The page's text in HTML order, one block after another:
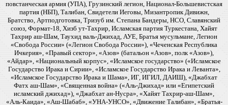
повстанческая армия (УПА), Грузинский легион, Национал-Большевистская
партия (НБП), Талибан, Свидетели Иеговы, Мизантропик Дивижн,
Братство, Артподготовка, Тризуб им. Степана Бандеры, НСО, Славянский
союз, Формат-18, Хизб ут-Тахрир, Исламская партия Туркестана, Хайят
Тахрир аш-Шам, Таухид валь-Джихад, АУЕ, Братья мусульмане, Легион
«Свобода России» («Легион Свобода России»), «Чеченская Республика
Ичкерия», «Правый сектор», «Азов» (батальон «Азов», полк «Азов»),
«Айдар», «Национальный корпус», «Исламское государство» («Исламское
Государство Ирака и Сирии», «Исламское Государство Ирака и Леванта»,
«Исламское Государство Ирака и Шама», ИГ, ИГИЛ, ДАИШ), «Джабхат
Фатх аш-Шам», «Священная война» («Аль-Джихад» или «Египетский
исламский джихад»), «Джабхат ан-Нусра», «Хайят Тахрир-аш-Шам»,
«Аль-Каида», «Аш-Шабаб», «УНА-УНСО», «Движение Талибан», «Братья-